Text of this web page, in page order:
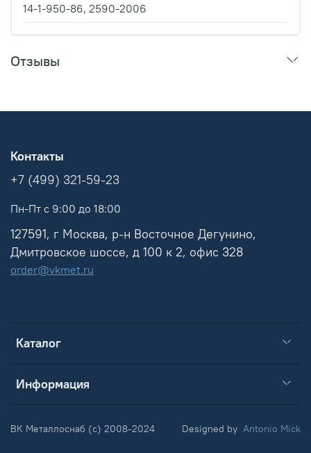
14-1-950-86, 2590-2006
Отзывы
Каталог
Информация
Контакты
+7 (499) 321-59-23
Пн-Пт с 9:00 до 18:00
127591, г Москва, р-н Восточное Дегунино,
Дмитровское шоссе, д 100 к 2, офис 328
order@vkmet.ru
ВК Металлоснаб (c) 2008-2024 Designed by Antonio Mick